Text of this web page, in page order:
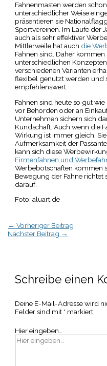
Fahnenmasten werden
unterschiedlicher Weise
präsentieren sie
Sportvereinen. Im Laufe der
auch als sehr effektiver
Mittlerweile hat auch die
Fahnen sind. Daher
unterschiedlichen
verschiedenen Varianten
flexibel genutzt werden und
empfehlenswert.
Fahnen sind heute so gut
vor Behörden oder an
Unternehmen sichern sich
Kundschaft. Auch wenn die
Wirkung ist immer gleich.
Aufmerksamkeit der
kann sich diese
Firmenfahnen und
Werbebotschaften kommen
Bewegung der Fahne
darauf.
Foto: aluart.de
← Vorheriger Beitrag
Nächster Beitrag →
Schreibe einen
Deine E-Mail-Adresse wird
Felder sind mit * markiert
Hier eingeben…